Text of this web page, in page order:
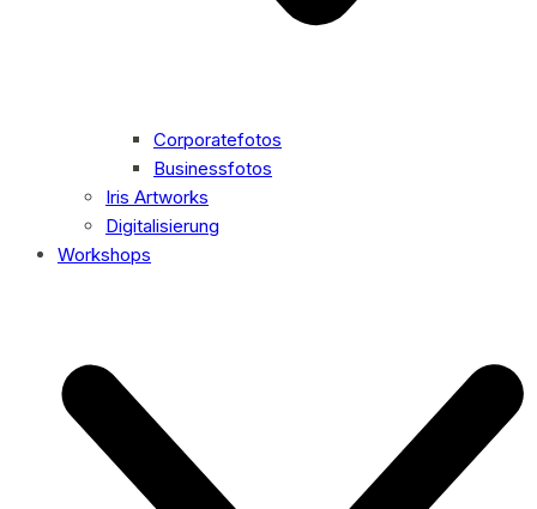
Corporatefotos
Businessfotos
Iris Artworks
Digitalisierung
Workshops